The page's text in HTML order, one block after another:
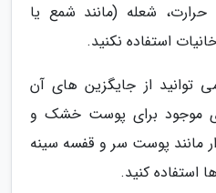
حرارت، شعله (مانند شمع یا
استفاده نکنید.
توانید از جایگزین های آن
موجود برای پوست خشک و
مانند پوست سر و قفسه سینه
استفاده کنید.